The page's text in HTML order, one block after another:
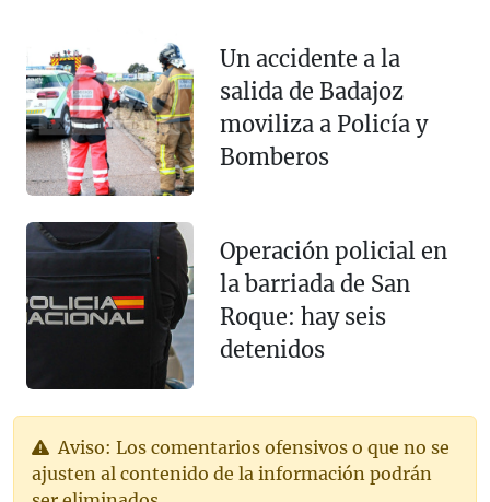
Un accidente a la
salida de Badajoz
moviliza a Policía y
Bomberos
Operación policial en
la barriada de San
Roque: hay seis
detenidos
Aviso: Los comentarios ofensivos o que no se
ajusten al contenido de la información podrán